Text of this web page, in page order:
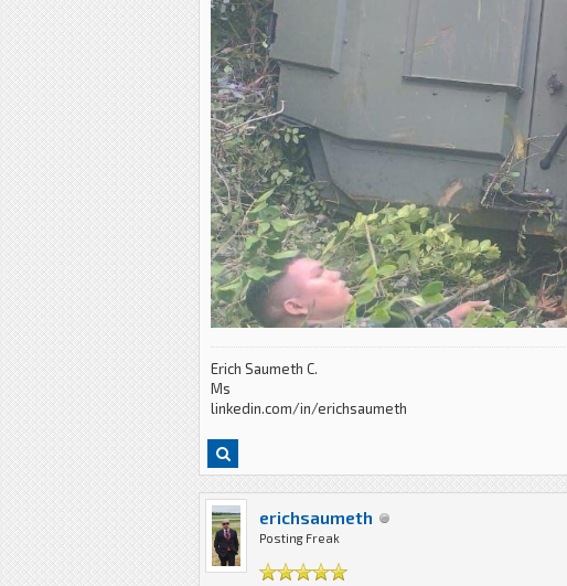
Erich Saumeth C.
Ms
linkedin.com/in/erichsaumeth
erichsaumeth
Posting Freak